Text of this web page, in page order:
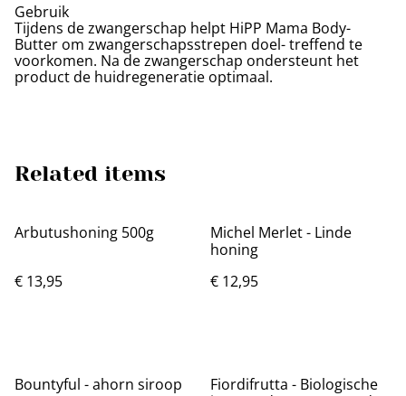
Gebruik
Tijdens de zwangerschap helpt HiPP Mama Body-
Butter om zwangerschapsstrepen doel- treffend te
voorkomen. Na de zwangerschap ondersteunt het
product de huidregeneratie optimaal.
Related items
Arbutushoning 500g
€ 13,95
Michel Merlet - Linde
honing
€ 12,95
Bountyful - ahorn siroop
Fiordifrutta - Biologische